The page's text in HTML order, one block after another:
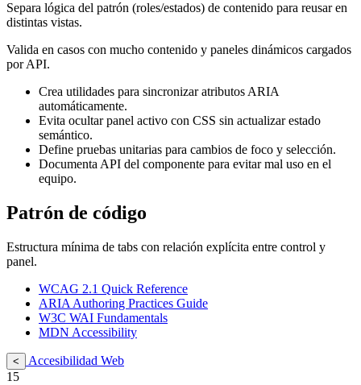
Separa lógica del patrón (roles/estados) de contenido para reusar en
distintas vistas.
Valida en casos con mucho contenido y paneles dinámicos cargados
por API.
Crea utilidades para sincronizar atributos ARIA
automáticamente.
Evita ocultar panel activo con CSS sin actualizar estado
semántico.
Define pruebas unitarias para cambios de foco y selección.
Documenta API del componente para evitar mal uso en el
equipo.
Patrón de código
Estructura mínima de tabs con relación explícita entre control y
panel.
WCAG 2.1 Quick Reference
ARIA Authoring Practices Guide
W3C WAI Fundamentals
MDN Accessibility
<
Accesibilidad Web
15